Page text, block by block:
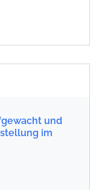
und
im